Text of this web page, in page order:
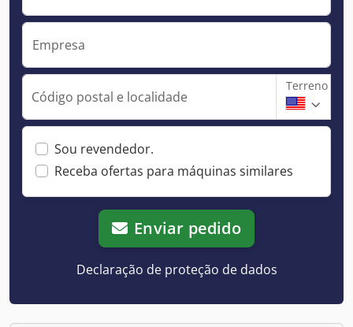
Empresa
Código postal e localidade
Terreno
Sou revendedor.
Receba ofertas para máquinas similares
Enviar pedido
Declaração de proteção de dados